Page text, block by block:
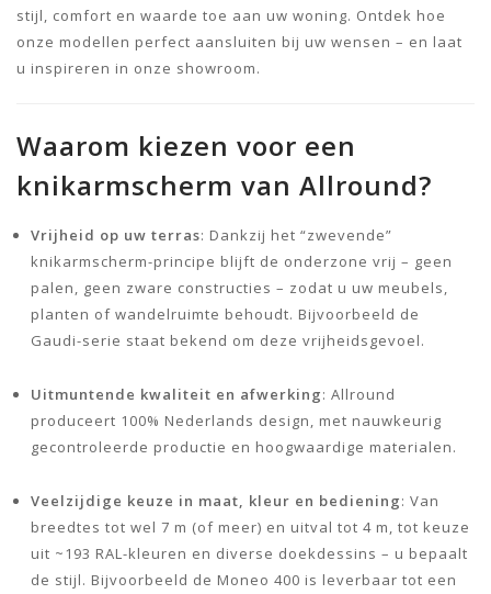
stijl, comfort en waarde toe aan uw woning. Ontdek hoe
onze modellen perfect aansluiten bij uw wensen – en laat
u inspireren in onze showroom.
Waarom kiezen voor een
knikarmscherm van Allround?
Vrijheid op uw terras: Dankzij het “zwevende”
knikarmscherm-principe blijft de onderzone vrij – geen
palen, geen zware constructies – zodat u uw meubels,
planten of wandelruimte behoudt. Bijvoorbeeld de
Gaudi-serie staat bekend om deze vrijheidsgevoel.
Uitmuntende kwaliteit en afwerking: Allround
produceert 100% Nederlands design, met nauwkeurig
gecontroleerde productie en hoogwaardige materialen.
Veelzijdige keuze in maat, kleur en bediening: Van
breedtes tot wel 7 m (of meer) en uitval tot 4 m, tot keuze
uit ~193 RAL-kleuren en diverse doekdessins – u bepaalt
de stijl. Bijvoorbeeld de Moneo 400 is leverbaar tot een